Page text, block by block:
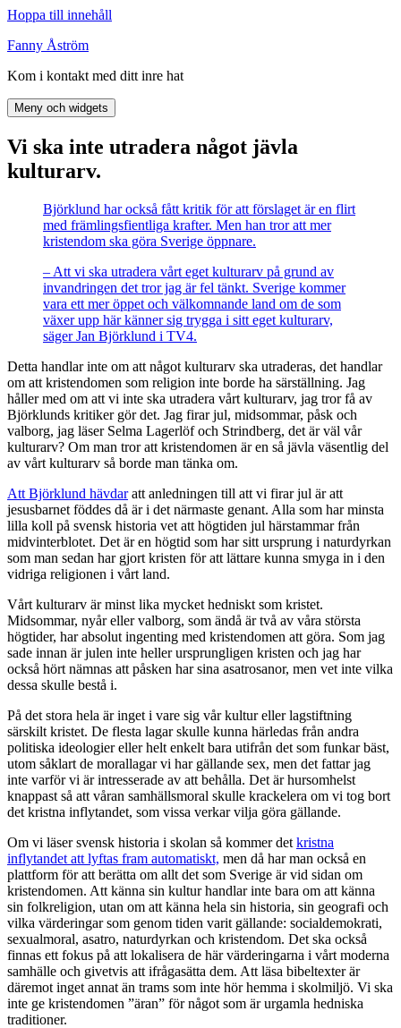
Hoppa till innehåll
Fanny Åström
Kom i kontakt med ditt inre hat
Meny och widgets
Vi ska inte utradera något jävla
kulturarv.
Björklund har också fått kritik för att förslaget är en flirt
med främlingsfientliga krafter. Men han tror att mer
kristendom ska göra Sverige öppnare.
– Att vi ska utradera vårt eget kulturarv på grund av
invandringen det tror jag är fel tänkt. Sverige kommer
vara ett mer öppet och välkomnande land om de som
växer upp här känner sig trygga i sitt eget kulturarv,
säger Jan Björklund i TV4.
Detta handlar inte om att något kulturarv ska utraderas, det handlar
om att kristendomen som religion inte borde ha särställning. Jag
håller med om att vi inte ska utradera vårt kulturarv, jag tror få av
Björklunds kritiker gör det. Jag firar jul, midsommar, påsk och
valborg, jag läser Selma Lagerlöf och Strindberg, det är väl vår
kulturarv? Om man tror att kristendomen är en så jävla väsentlig del
av vårt kulturarv så borde man tänka om.
Att Björklund hävdaratt anledningen till att vi firar jul är att
jesusbarnet föddes då är i det närmaste genant. Alla som har minsta
lilla koll på svensk historia vet att högtiden jul härstammar från
midvinterblotet. Det är en högtid som har sitt ursprung i naturdyrkan
som man sedan har gjort kristen för att lättare kunna smyga in i den
vidriga religionen i vårt land.
Vårt kulturarv är minst lika mycket hedniskt som kristet.
Midsommar, nyår eller valborg, som ändå är två av våra största
högtider, har absolut ingenting med kristendomen att göra. Som jag
sade innan är julen inte heller ursprungligen kristen och jag har
också hört nämnas att påsken har sina asatrosanor, men vet inte vilka
dessa skulle bestå i.
På det stora hela är inget i vare sig vår kultur eller lagstiftning
särskilt kristet. De flesta lagar skulle kunna härledas från andra
politiska ideologier eller helt enkelt bara utifrån det som funkar bäst,
utom såklart de morallagar vi har gällande sex, men det fattar jag
inte varför vi är intresserade av att behålla. Det är hursomhelst
knappast så att våran samhällsmoral skulle krackelera om vi tog bort
det kristna inflytandet, som vissa verkar vilja göra gällande.
Om vi läser svensk historia i skolan så kommer det kristna
inflytandet att lyftas fram automatiskt, men då har man också en
plattform för att berätta om allt det som Sverige är vid sidan om
kristendomen. Att känna sin kultur handlar inte bara om att känna
sin folkreligion, utan om att känna hela sin historia, sin geografi och
vilka värderingar som genom tiden varit gällande: socialdemokrati,
sexualmoral, asatro, naturdyrkan och kristendom. Det ska också
finnas ett fokus på att lokalisera de här värderingarna i vårt moderna
samhälle och givetvis att ifrågasätta dem. Att läsa bibeltexter är
däremot inget annat än trams som inte hör hemma i skolmiljö. Vi ska
inte ge kristendomen ”äran” för något som är urgamla hedniska
traditioner.